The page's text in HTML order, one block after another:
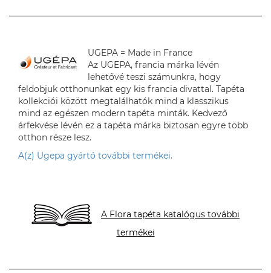
UGEPA = Made in France
Az UGEPA, francia márka lévén
lehetővé teszi számunkra, hogy
feldobjuk otthonunkat egy kis francia divattal. Tapéta
kollekciói között megtalálhatók mind a klasszikus
mind az egészen modern tapéta minták. Kedvező
árfekvése lévén ez a tapéta márka biztosan egyre több
otthon része lesz.
A(z) Ugepa gyártó további termékei.
A Flora tapéta katalógus további
termékei